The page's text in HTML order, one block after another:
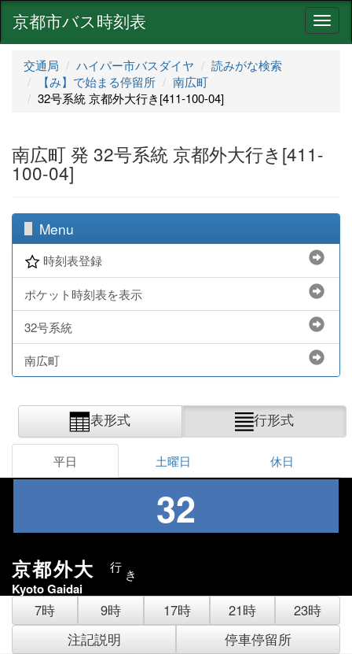
ナ
ビ
京都市バス時刻表
交通局 ハイパー市バスダイヤ
読みがな検索
【み】で始まる停留所
南広町
32号系統 京都外大行き[411-100-04]
南広町 発 32号系統 京都外大行き[411-
100-04]
Menu
時刻表登録
ポケット時刻表を表示
32号系統
南広町
表形式 行形式
平日 土曜日 休日
32
京都外大 行 き
Kyoto Gaidai
7時 9時 17時 21時
23時
注記説明
停車停留所